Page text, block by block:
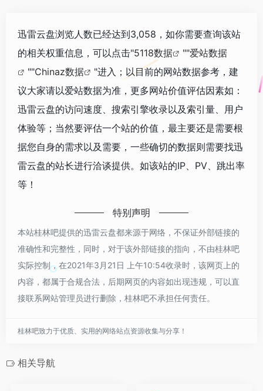
迅雷云盘浏览人数已经达到3,058，如你需要查询该站
的相关权重信息，可以点击"5118数据 ""爱站数据
""Chinaz数据
"进入；以目前的网站数据参考，建
议大家请以爱站数据为准，更多网站价值评估因素如：
迅雷云盘的访问速度、搜索引擎收录以及索引量、用户
体验等；当然要评估一个站的价值，最主要还是需要根
据您自身的需求以及需要，一些确切的数据则需要找迅
雷云盘的站长进行洽谈提供。如该站的IP、PV、跳出率
等！
特别声明
本站桂林吧提供的迅雷云盘都来源于网络，不保证外部链接的
准确性和完整性，同时，对于该外部链接的指向，不由桂林吧
实际控制，在2021年3月21日 上午10:54收录时，该网页上的
内容，都属于合规合法，后期网页的内容如出现违规，可以直
接联系网站管理员进行删除，桂林吧不承担任何责任。
桂林吧致力于优质、实用的网络站点资源收集与分享！
相关导航